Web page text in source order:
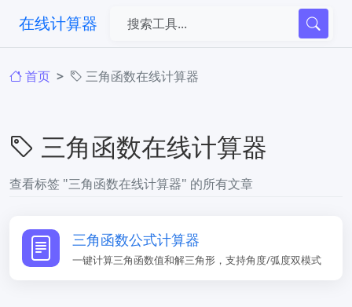
在线计算器
首页 三角函数在线计算器
三角函数在线计算器
查看标签 "三角函数在线计算器" 的所有文章
三角函数公式计算器
一键计算三角函数值和解三角形，支持角度/弧度双模式